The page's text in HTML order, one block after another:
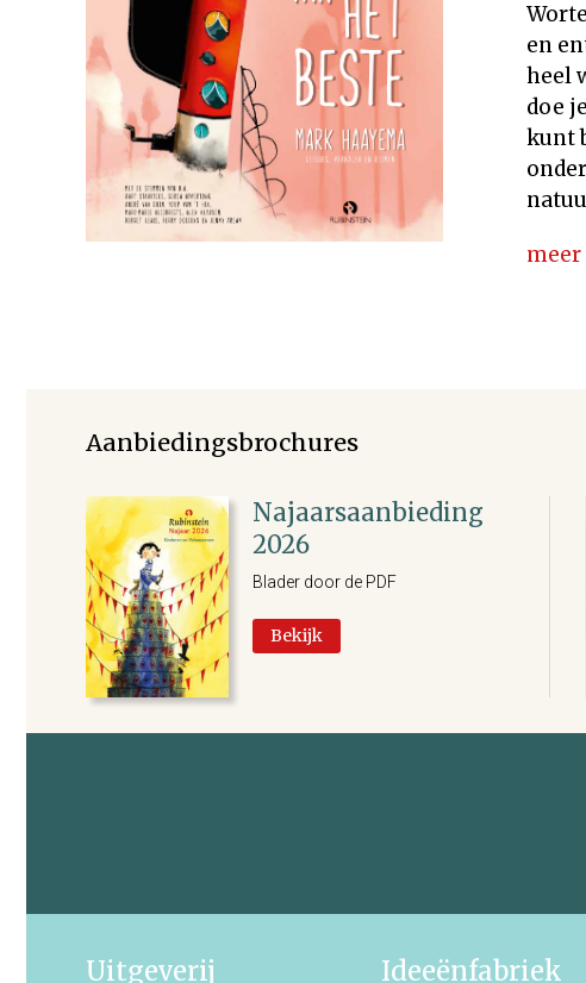
Rechten
en
heel
doe
kunt
Aanbiedingsbrochures
Najaarsaanbieding
2026
Blader door de PDF
Bekijk
Uitgeverij Ideeënfabriek